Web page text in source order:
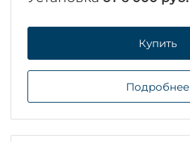
Купить
Подробнее